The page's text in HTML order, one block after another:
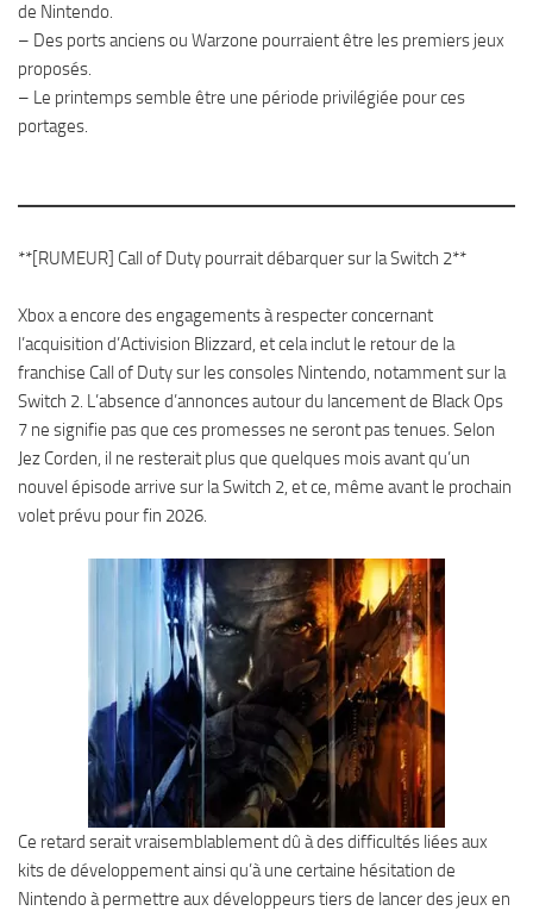
de Nintendo.
– Des ports anciens ou Warzone pourraient être les premiers jeux
proposés.
– Le printemps semble être une période privilégiée pour ces
portages.
**[RUMEUR] Call of Duty pourrait débarquer sur la Switch 2**
Xbox a encore des engagements à respecter concernant
l’acquisition d’Activision Blizzard, et cela inclut le retour de la
franchise Call of Duty sur les consoles Nintendo, notamment sur la
Switch 2. L’absence d’annonces autour du lancement de Black Ops
7 ne signifie pas que ces promesses ne seront pas tenues. Selon
Jez Corden, il ne resterait plus que quelques mois avant qu’un
nouvel épisode arrive sur la Switch 2, et ce, même avant le prochain
volet prévu pour fin 2026.
Ce retard serait vraisemblablement dû à des difficultés liées aux
kits de développement ainsi qu’à une certaine hésitation de
Nintendo à permettre aux développeurs tiers de lancer des jeux en